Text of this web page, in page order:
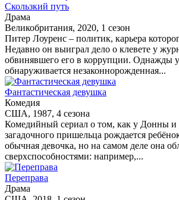
Скользкий путь
Драма
Великобритания, 2020, 1 сезон
Питер Лоуренс – политик, карьера
Недавно он выиграл дело о клевете у
обвинявшего его в коррупции. Однажды
обнаруживается незаконнорожденная...
Фантастическая девушка
Комедия
США, 1987, 4 сезона
Комедийный сериал о том, как у Донны и
загадочного пришельца рождается
обычная девочка, но на самом деле она
сверхспособностями: например,...
Переправа
Драма